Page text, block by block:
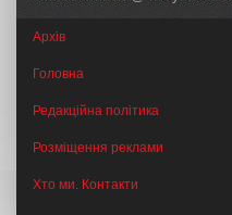
Архів
Головна
Редакційна політика
Розміщення реклами
Хто ми. Контакти